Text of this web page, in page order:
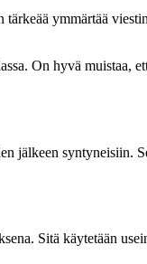
ymmärtää
On hyvä muistaa,
jälkeen syntyneisiin.
Sitä käytetään